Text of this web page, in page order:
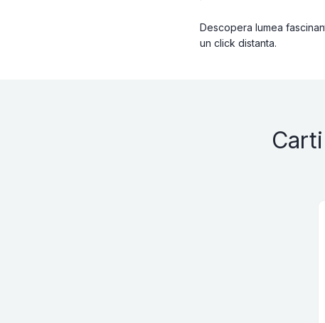
Descopera lumea
un click distanta.